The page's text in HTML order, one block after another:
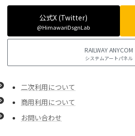
公式X (Twitter)
@HimawariDsgnLab
RAILWAY ANYCOM
システムアートパネル
二次利用について
商用利用について
お問い合わせ